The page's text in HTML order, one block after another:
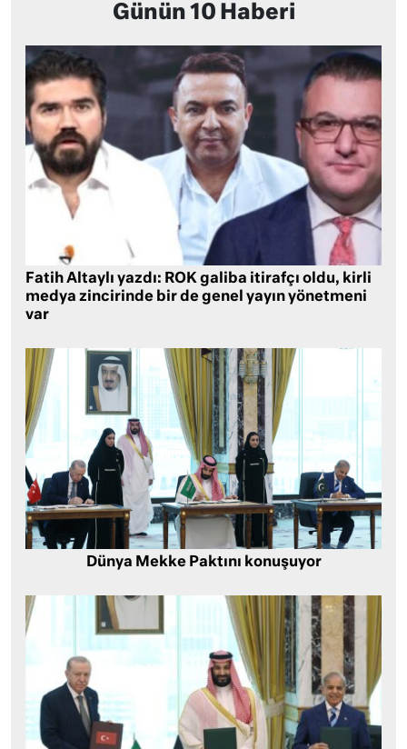
Günün 10 Haberi
Fatih Altaylı yazdı: ROK galiba itirafçı oldu, kirli
medya zincirinde bir de genel yayın yönetmeni
var
Dünya Mekke Paktını konuşuyor